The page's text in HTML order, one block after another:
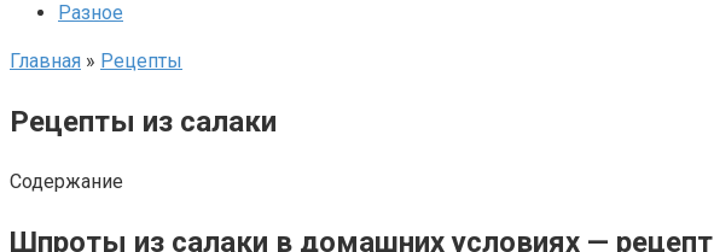
Разное
Главная » Рецепты
Рецепты из салаки
Содержание
Шпроты из салаки в домашних условиях — рецепт